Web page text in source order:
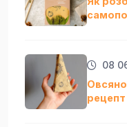
08
рецепт